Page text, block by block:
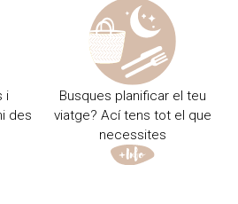
i
des
Busques planificar el teu
viatge? Ací tens tot el que
necessites